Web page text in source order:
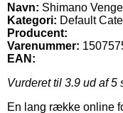
Navn: Shimano
Kategori: Default
Producent:
Varenummer:
EAN:
Vurderet til 3.9 ud af 5
En lang række online